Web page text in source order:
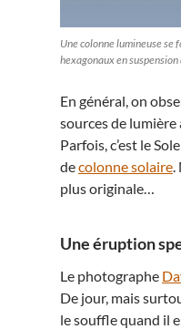
Une colonne lumineuse se
hexagonaux en
En général, on
sources de
Parfois, c’est le
decolonne solaire.
plus originale…
Une éruption
Le photographe
De jour, mais
le souffle quand il